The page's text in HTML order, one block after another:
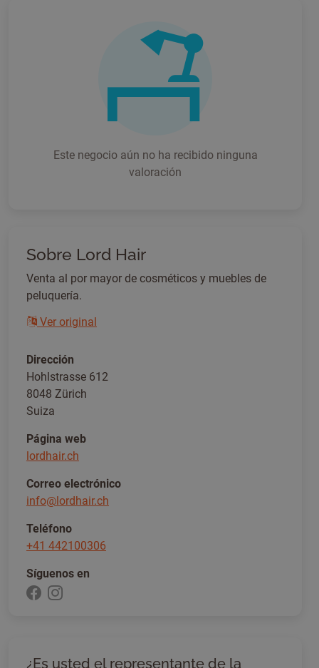
Este negocio aún no ha recibido ninguna
valoración
Sobre Lord Hair
Venta al por mayor de cosméticos y muebles de
peluquería.
Ver original
Dirección
Hohlstrasse 612
8048 Zürich
Suiza
Página web
lordhair.ch
Correo electrónico
info@lordhair.ch
Teléfono
+41 442100306
Síguenos en
¿Es usted el representante de la